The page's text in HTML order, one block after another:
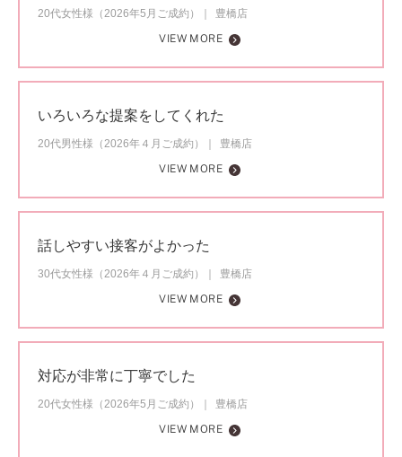
20代女性様（2026年5月ご成約）
豊橋店
VIEW MORE
いろいろな提案をしてくれた
20代男性様（2026年４月ご成約）
豊橋店
VIEW MORE
話しやすい接客がよかった
30代女性様（2026年４月ご成約）
豊橋店
VIEW MORE
対応が非常に丁寧でした
20代女性様（2026年5月ご成約）
豊橋店
VIEW MORE